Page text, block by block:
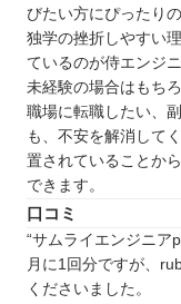
びたい方にぴったり
独学の挫折しやすい
ているのが侍エンジ
未経験の場合はもち
職場に転職したい、
も、不安を解消して
置されていることか
できます。
口コミ
“サムライエンジニア
月に1回分ですが、
くださいました。